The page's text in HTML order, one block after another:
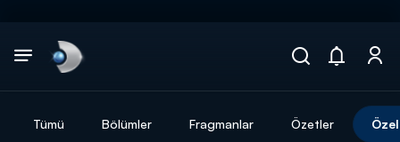
Tümü Bölümler Fragmanlar Özetler